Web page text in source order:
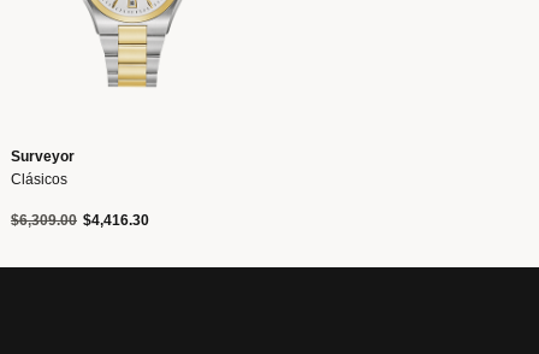
Surveyor
Clásicos
Precio reducido de
$6,309.00a$4,416.30